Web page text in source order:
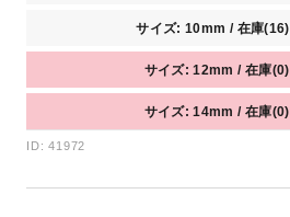
サイズ: 10mm / 在庫(16)
サイズ: 12mm / 在庫(0)
サイズ: 14mm / 在庫(0)
ID: 41972